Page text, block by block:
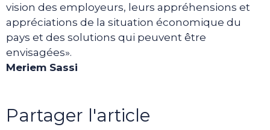
vision des employeurs, leurs appréhensions et
appréciations de la situation économique du
pays et des solutions qui peuvent être
envisagées».
Meriem Sassi
Partager l'article